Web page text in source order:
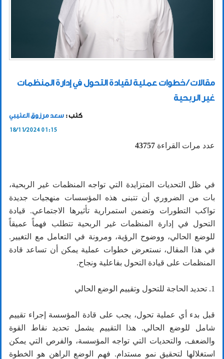
مقالات / خطوات عملية لقيادة التحول في إدارة المنظمات
غير الربحية
كتب : سعد مرزوق العتيبي
18/11/2024 01:15
عدد مرات القراءة 43757
في ظل التحديات المتزايدة التي تواجه المنظمات غير الربحية،
بات من الضروري أن تتبنى هذه المؤسسات منهجيات جديدة
تواكب التطورات وتضمن استمرارية تأثيرها الاجتماعي. قيادة
التحول في إدارة المنظمات غير الربحية تتطلب فهماً عميقاً
للوضع الحالي، ووضوح الرؤية، ومرونة في التعامل مع التغيير.
في هذا المقال، نستعرض خطوات عملية يمكن أن تساعد قادة
المنظمات على قيادة التحول بفاعلية ونجاح.
1. تحديد الحاجة للتحول وتقييم الوضع الحالي
قبل بدء أي عملية تحول، يجب على قادة المؤسسة إجراء تقييم
شامل للوضع الحالي. هذا التقييم يشمل تحديد نقاط القوة
والضعف، والتحديات التي تواجه المؤسسة، والفرص التي يمكن
استغلالها لتحقيق نمو مستدام. فهم الوضع الراهن هو الخطوة